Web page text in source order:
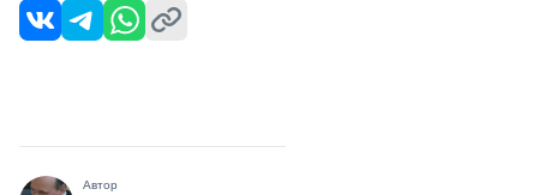
Автор